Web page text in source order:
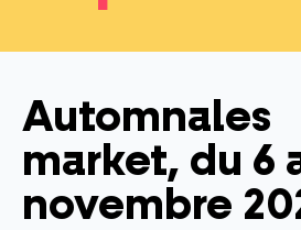
Automnales
market, du 6
novembre